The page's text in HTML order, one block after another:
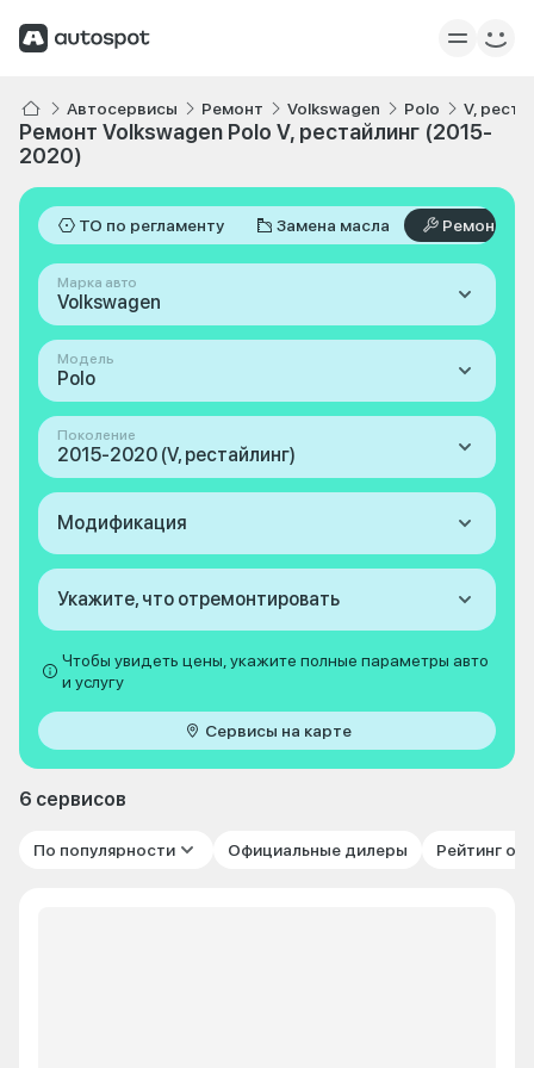
Автосервисы Ремонт Volkswagen Polo V,
Ремонт Volkswagen Polo V, рестайлинг (2015-
2020)
ТО по регламенту Замена масла Ремонт
Марка авто
Volkswagen
Модель
Polo
Поколение
2015-2020 (V, рестайлинг)
Модификация
Укажите, что отремонтировать
Чтобы увидеть цены, укажите полные параметры авто
и услугу
Сервисы на карте
6 сервисов
По популярности Официальные дилеры Рейтинг